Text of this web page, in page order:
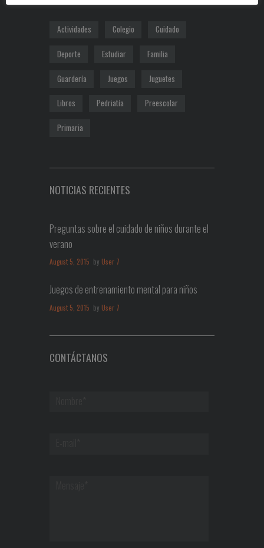
Actividades Colegio Cuidado
Deporte Estudiar Familia
Guardería Juegos Juguetes
Libros Pedriatía Preescolar
Primaria
NOTICIAS RECIENTES
Preguntas sobre el cuidado de niños durante el
verano
August 5, 2015 by User 7
Juegos de entrenamiento mental para niños
August 5, 2015 by User 7
CONTÁCTANOS